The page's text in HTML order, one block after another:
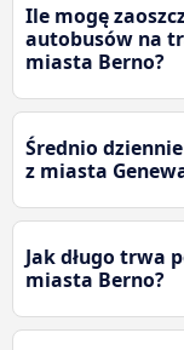
Ile mogę
autobusów na
miasta Berno?
Średnio
z miasta
Jak długo trwa
miasta Berno?